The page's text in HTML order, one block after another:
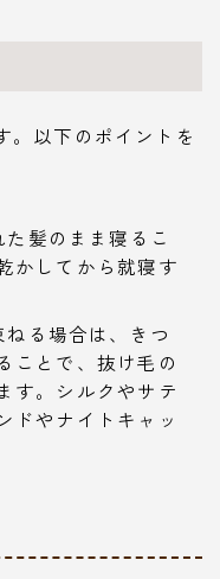
。以下のポイントを
た髪のまま寝るこ
かしてから就寝す
ねる場合は、きつ
ことで、抜け毛の
す。シルクやサテ
ドやナイトキャッ